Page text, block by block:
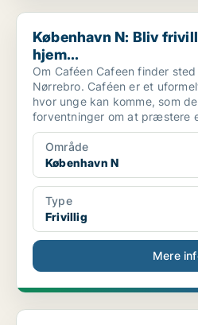
København N: Bliv frivillig i Cafe
København N: Bliv
hjem...
Om Caféen Cafeen finder
Nørrebro. Caféen er et
hvor unge kan komme, som
forventninger om at præstere
Område
København N
Type
Frivillig
Mere
København N: Bliv en del af et